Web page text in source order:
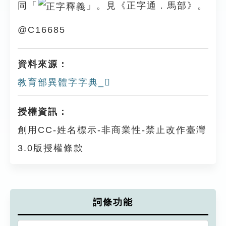
同「 」。見《正字通．馬部》。
@C16685
資料來源：
教育部異體字字典_𩦛
授權資訊：
創用CC-姓名標示-非商業性-禁止改作臺灣
3.0版授權條款
詞條功能